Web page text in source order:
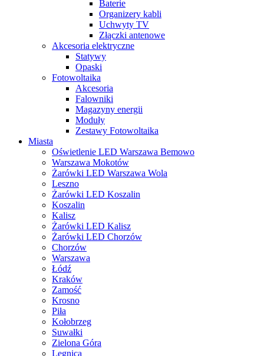
Baterie
Organizery kabli
Uchwyty TV
Złączki antenowe
Akcesoria elektryczne
Statywy
Opaski
Fotowoltaika
Akcesoria
Falowniki
Magazyny energii
Moduły
Zestawy Fotowoltaika
Miasta
Oświetlenie LED Warszawa Bemowo
Warszawa Mokotów
Żarówki LED Warszawa Wola
Leszno
Żarówki LED Koszalin
Koszalin
Kalisz
Żarówki LED Kalisz
Żarówki LED Chorzów
Chorzów
Warszawa
Łódź
Kraków
Zamość
Krosno
Piła
Kołobrzeg
Suwałki
Zielona Góra
Legnica